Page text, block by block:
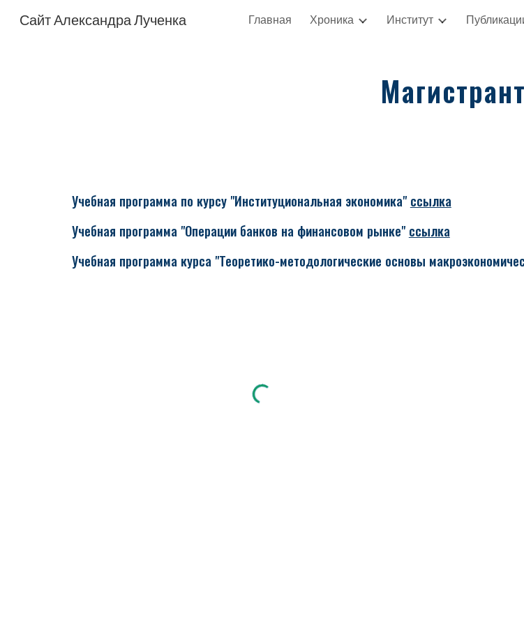
Skip to main content
Сайт Александра Лученка Главная Хроника Институт
Учебная программа по курсу "Институциональная экономика"ссылка
Учебная программа "Операции банков на финансовом рынке"ссылка
Учебная программа курса "Теоретико-методологические основы